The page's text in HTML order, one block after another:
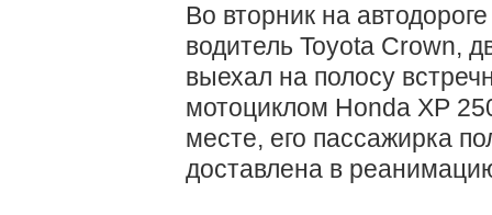
Во вторник на
водитель Toyota Crown,
выехал на полосу
мотоциклом Honda ХР
месте, его пассажирка
доставлена в